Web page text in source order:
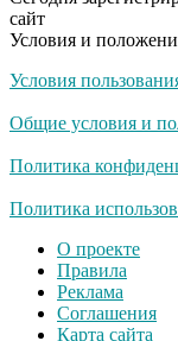
не раз
люди
Ролик
сайт
Условия и
Условия
Общие условия и
Политика
Политика
О проекте
Правила
Реклама
Соглашения
Карта сайта